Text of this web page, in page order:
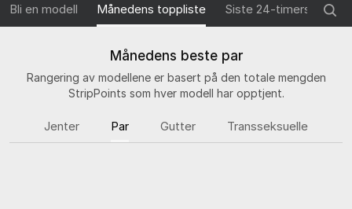
Bli en modell Månedens toppliste Siste 24-timers
Månedens beste par
Rangering av modellene er basert på den totale mengden
StripPoints som hver modell har opptjent.
Jenter Par Gutter Transseksuelle